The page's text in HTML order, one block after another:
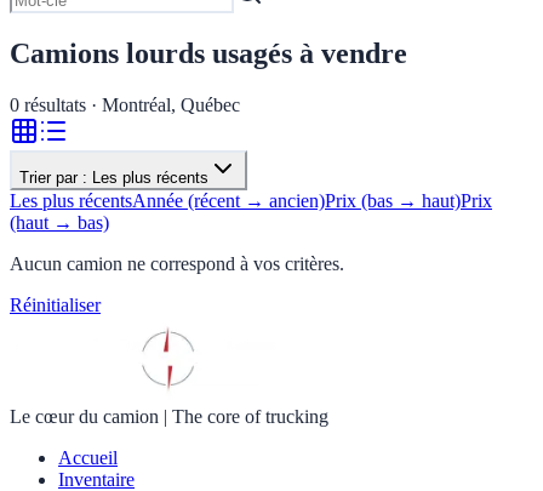
Camions lourds usagés à vendre
0 résultats · Montréal, Québec
Trier par : Les plus récents
Les plus récentsAnnée (récent → ancien)Prix (bas → haut)Prix
(haut → bas)
Aucun camion ne correspond à vos critères.
Réinitialiser
Le cœur du camion | The core of trucking
Accueil
Inventaire